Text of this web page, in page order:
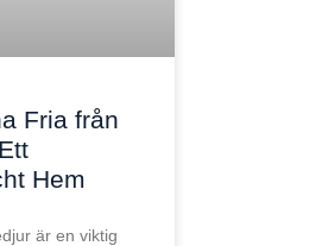
Fria från
Hem
är en viktig